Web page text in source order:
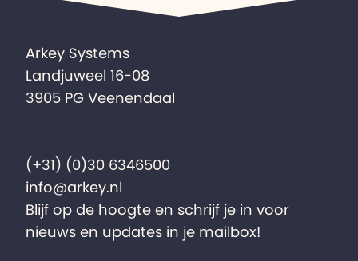
Arkey Systems
Landjuweel 16-08
3905 PG Veenendaal
(+31) (0)30 6346500
info@arkey.nl
Blijf op de hoogte en schrijf je in voor
nieuws en updates in je mailbox!